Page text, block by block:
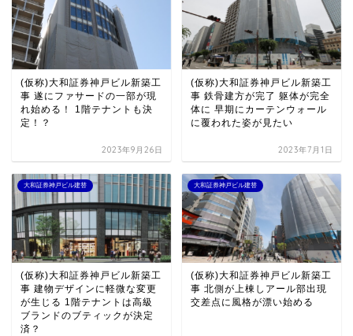
(仮称)大和証券神戸ビル新築工
事 遂にファサードの一部が現
れ始める！ 1階テナントも決
定！？
2023年9月26日
(仮称)大和証券神戸ビル新築工
事 鉄骨建方が完了 躯体が完全
体に 早期にカーテンウォール
に覆われた姿が見たい
2023年7月1日
大和証券神戸ビル建替
(仮称)大和証券神戸ビル新築工
事 建物デザインに軽微な変更
が生じる 1階テナントは高級
ブランドのブティックが決定
済？
大和証券神戸ビル建替
(仮称)大和証券神戸ビル新築工
事 北側が上棟しアール部出現
交差点に風格が漂い始める